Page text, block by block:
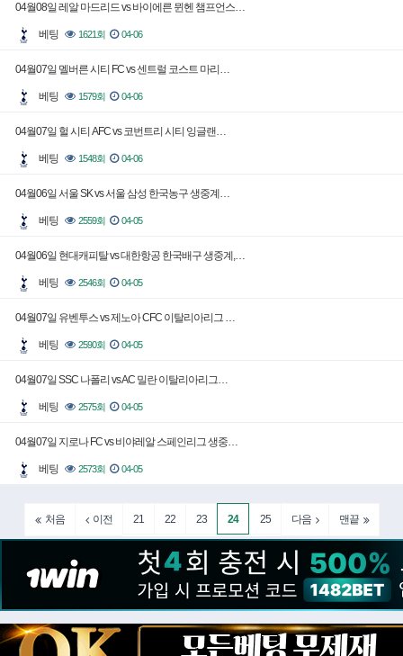
04월08일 레알 마드리드 vs 바이에른 뮌헨 챔프언스…
베팅 1621회 04-06
04월07일 멜버른 시티 FC vs 센트럴 코스트 마리…
베팅 1579회 04-06
04월07일 헐 시티 AFC vs 코번트리 시티 잉글랜…
베팅 1548회 04-06
04월06일 서울 SK vs 서울 삼성 한국농구 생중계…
베팅 2559회 04-05
04월06일 현대캐피탈 vs 대한항공 한국배구 생중계,…
베팅 2546회 04-05
04월07일 유벤투스 vs 제노아 CFC 이탈리아리그 …
베팅 2590회 04-05
04월07일 SSC 나폴리 vs AC 밀란 이탈리아리그…
베팅 2575회 04-05
04월07일 지로나 FC vs 비야레알 스페인리그 생중…
베팅 2573회 04-05
처음 이전 21 22 23 24 25 다음 맨끝